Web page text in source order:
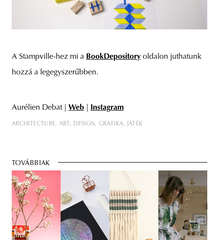
A Stampville-hez mi a BookDepository oldalon juthatunk
hozzá a legegyszerűbben.
Aurélien Debat | Web Instagram
ARCHITECTURE ART DESIGN GRAFIKA JÁTÉK
TOVÁBBIAK